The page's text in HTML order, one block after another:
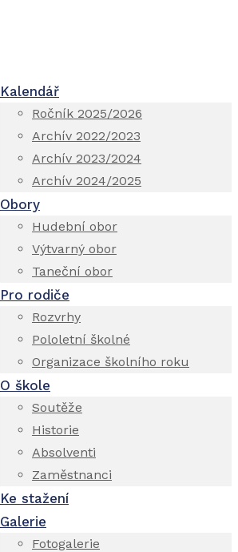
Kalendář
Ročník 2025/2026
Archív 2022/2023
Archív 2023/2024
Archív 2024/2025
Obory
Hudební obor
Výtvarný obor
Taneční obor
Pro rodiče
Rozvrhy
Pololetní školné
Organizace školního roku
O škole
Soutěže
Historie
Absolventi
Zaměstnanci
Ke stažení
Galerie
Fotogalerie